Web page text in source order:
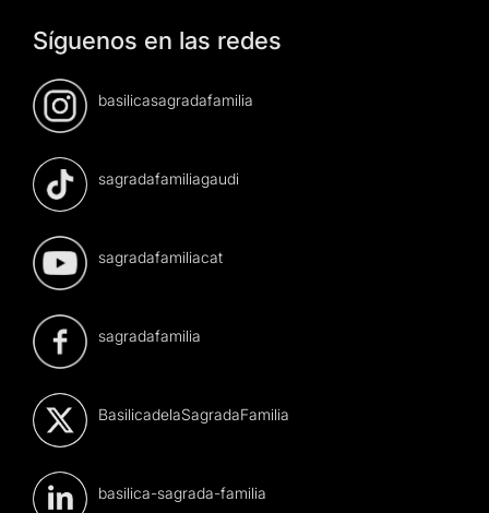
Síguenos en las redes
basilicasagradafamilia
sagradafamiliagaudi
sagradafamiliacat
sagradafamilia
BasilicadelaSagradaFamilia
basilica-sagrada-familia